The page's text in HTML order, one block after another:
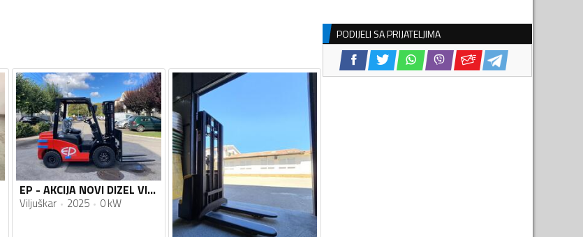
EP - AKCIJA NOVI DIZEL VILJUSKARI 2.5t
Viljuškar 2025 0 kW
PODIJELI SA PRIJATELJIMA